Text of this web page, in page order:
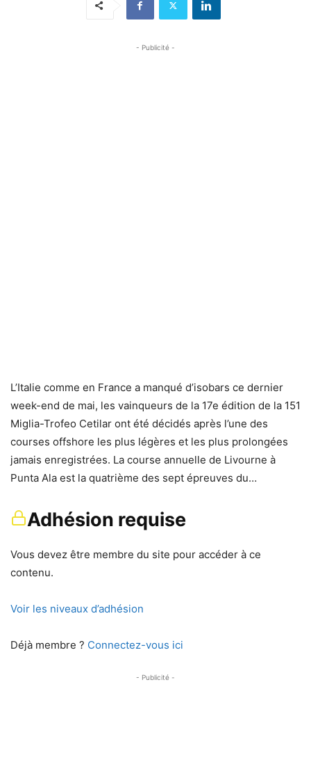
- Publicité -
L’Italie comme en France a manqué d’isobars ce dernier
week-end de mai, les vainqueurs de la 17e édition de la 151
Miglia-Trofeo Cetilar ont été décidés après l’une des
courses offshore les plus légères et les plus prolongées
jamais enregistrées. La course annuelle de Livourne à
Punta Ala est la quatrième des sept épreuves du…
Adhésion requise
Vous devez être membre du site pour accéder à ce
contenu.
Voir les niveaux d’adhésion
Déjà membre ? Connectez-vous ici
- Publicité -